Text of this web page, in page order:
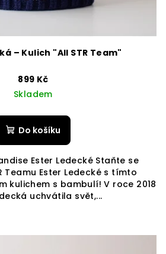
– Kulich "All STR Team"
899 Kč
Skladem
Do košíku
Ester Ledecké Staňte se
Teamu Ester Ledecké s tímto
kulichem s bambulí! V roce 2018
uchvátila svět,...